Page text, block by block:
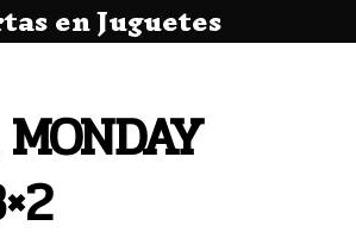
en Juguetes